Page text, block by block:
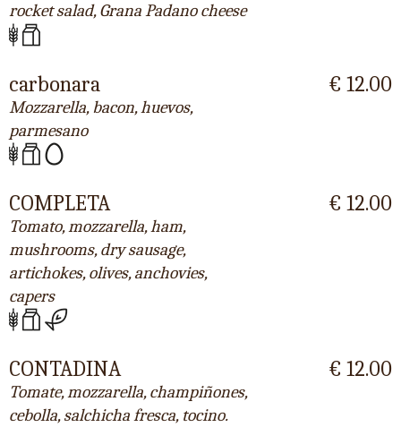
rocket salad, Grana Padano cheese
carbonara
Mozzarella, bacon, huevos,
parmesano
€ 12.00
COMPLETA
Tomato, mozzarella, ham,
mushrooms, dry sausage,
artichokes, olives, anchovies,
capers
€ 12.00
CONTADINA
Tomate, mozzarella, champiñones,
cebolla, salchicha fresca, tocino.
€ 12.00